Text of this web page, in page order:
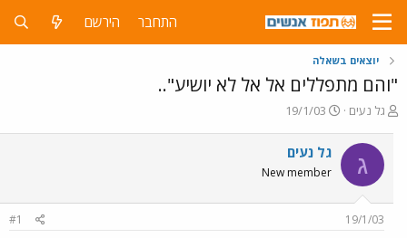
התחבר הירשם
יוצאים בשאלה
"והם מתפללים אל אל לא יושיע"..
פ
ח
ה
ו
ש
גל נעים
פ
ס
ם
ת
19/1/03
ג גל נעים
New member
19/1/03
#1